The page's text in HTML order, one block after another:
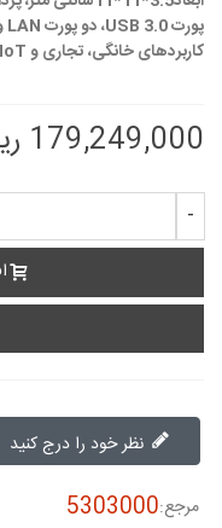
کاربردهای خانگی، تجاری و IoT
179,249,000 ریال
-
نظر خود را درج کنید
مرجع:5303000